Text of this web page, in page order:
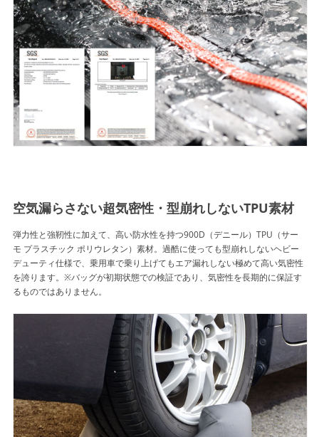
空気漏らさない超気密性・型崩れしないTPU素材
弾力性と強靭性に加えて、高い防水性を持つ900D（デニール）TPU（サー
モ プラスチック ポリウレタン）素材。過酷に使っても型崩れしないヘビー
デューティ仕様で、乗用車で乗り上げてもエア漏れしない極めて高い気密性
を誇ります。※バッグが初期状態での検証であり、気密性を長期的に保証す
るものではありません。